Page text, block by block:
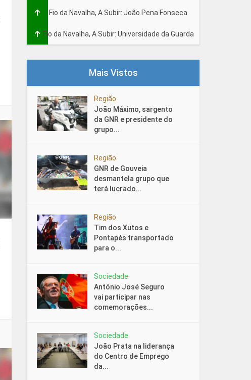
Fio da Navalha, A Subir: João Pena Fonseca
Fio da Navalha, A Subir: Universidade da Guarda
Mais Vistos
Região
João Máximo, sargento
da GNR e presidente do
grupo...
Região
GNR de Gouveia
desmantela grupo que
terá lucrado...
Região
Tim dos Xutos e
Pontapés transportado
para o...
Sociedade
António José Seguro
vai participar nas
comemorações...
Sociedade
João Prata na liderança
do Centro de Emprego
da...